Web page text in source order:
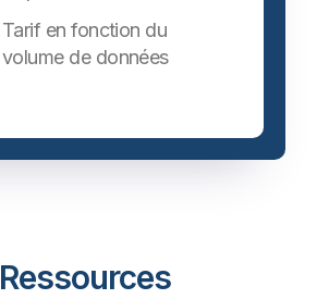
Tarif en fonction du
volume de données
Ressources